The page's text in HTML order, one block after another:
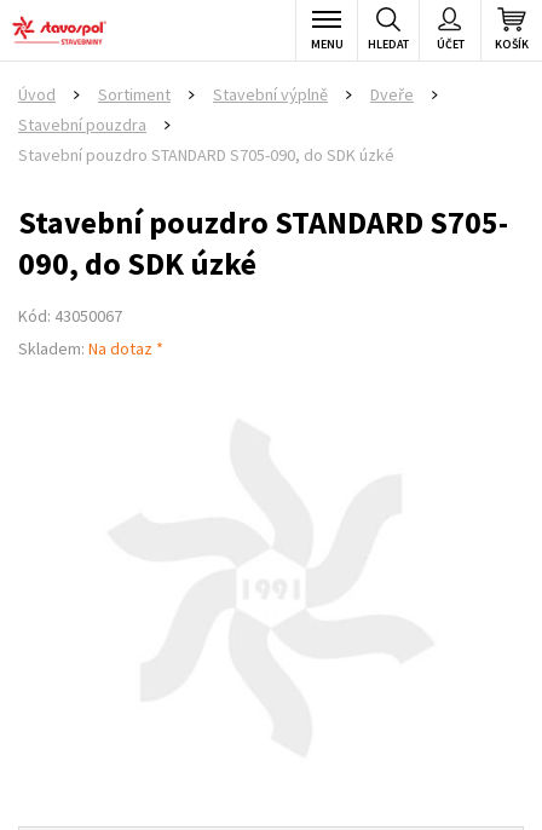
KOŠÍK
ÚČET
HLEDAT
MENU
Úvod Sortiment Stavební výplně Dveře
Stavební pouzdra
Stavební pouzdro STANDARD S705-090, do SDK úzké
Stavební pouzdro STANDARD S705-
090, do SDK úzké
Kód: 43050067
Skladem: Na dotaz *